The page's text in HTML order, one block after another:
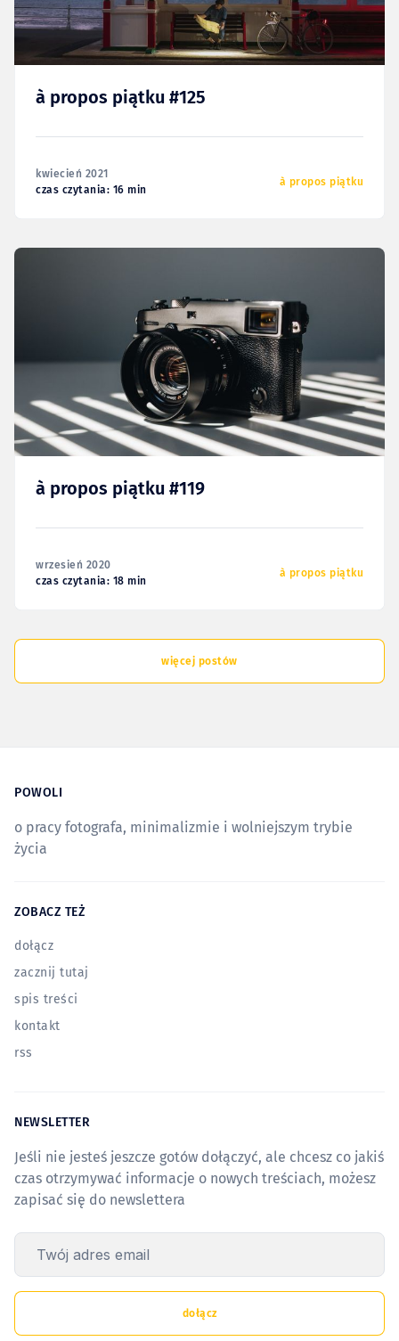
à propos piątku #125
kwiecień 2021
czas czytania: 16 min
à propos piątku
à propos piątku #119
wrzesień 2020
czas czytania: 18 min
à propos piątku
więcej postów
POWOLI
o pracy fotografa, minimalizmie i wolniejszym trybie
życia
ZOBACZ TEŻ
dołącz
zacznij tutaj
spis treści
kontakt
rss
NEWSLETTER
Jeśli nie jesteś jeszcze gotów dołączyć, ale chcesz co jakiś
czas otrzymywać informacje o nowych treściach, możesz
zapisać się do newslettera
Twój adres email
dołącz